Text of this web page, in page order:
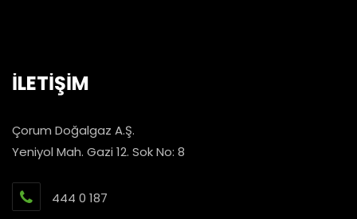
İLETİŞİM
Çorum Doğalgaz A.Ş.
Yeniyol Mah. Gazi 12. Sok No: 8
444 0 187